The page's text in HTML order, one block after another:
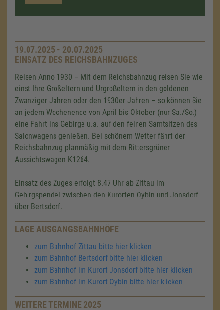
19.07.2025 - 20.07.2025
EINSATZ DES REICHSBAHNZUGES
Reisen Anno 1930 – Mit dem Reichsbahnzug reisen Sie wie
einst Ihre Großeltern und Urgroßeltern in den goldenen
Zwanziger Jahren oder den 1930er Jahren – so können Sie
an jedem Wochenende von April bis Oktober (nur Sa./So.)
eine Fahrt ins Gebirge u.a. auf den feinen Samtsitzen des
Salonwagens genießen. Bei schönem Wetter fährt der
Reichsbahnzug planmäßig mit dem Rittersgrüner
Aussichtswagen K1264.
Einsatz des Zuges erfolgt 8.47 Uhr ab Zittau im
Gebirgspendel zwischen den Kurorten Oybin und Jonsdorf
über Bertsdorf.
LAGE AUSGANGSBAHNHÖFE
zum Bahnhof Zittau bitte hier klicken
zum Bahnhof Bertsdorf bitte hier klicken
zum Bahnhof im Kurort Jonsdorf bitte hier klicken
zum Bahnhof im Kurort Oybin bitte hier klicken
WEITERE TERMINE 2025